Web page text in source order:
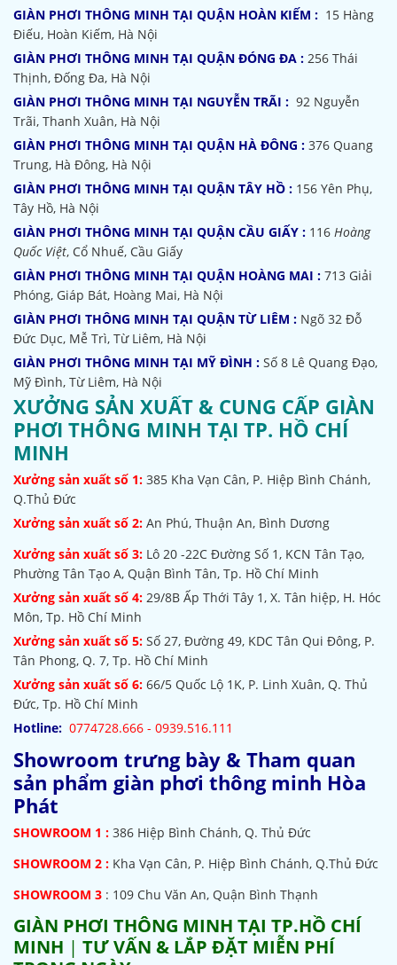
GIÀN PHƠI THÔNG MINH TẠI QUẬN HOÀN KIẾM : 15 Hàng
Điếu, Hoàn Kiếm, Hà Nội
GIÀN PHƠI THÔNG MINH TẠI QUẬN ĐÓNG ĐA : 256 Thái
Thịnh, Đống Đa, Hà Nội
GIÀN PHƠI THÔNG MINH TẠI NGUYỄN TRÃI : 92 Nguyễn
Trãi, Thanh Xuân, Hà Nội
GIÀN PHƠI THÔNG MINH TẠI QUẬN HÀ ĐÔNG : 376 Quang
Trung, Hà Đông, Hà Nội
GIÀN PHƠI THÔNG MINH TẠI QUẬN TÂY HỒ : 156 Yên Phụ,
Tây Hồ, Hà Nội
GIÀN PHƠI THÔNG MINH TẠI QUẬN CẦU GIẤY : 116 Hoàng
Quốc Việt, Cổ Nhuế, Cầu Giấy
GIÀN PHƠI THÔNG MINH TẠI QUẬN HOÀNG MAI : 713 Giải
Phóng, Giáp Bát, Hoàng Mai, Hà Nội
GIÀN PHƠI THÔNG MINH TẠI QUẬN TỪ LIÊM : Ngõ 32 Đỗ
Đức Dục, Mễ Trì, Từ Liêm, Hà Nội
GIÀN PHƠI THÔNG MINH TẠI MỸ ĐÌNH : Số 8 Lê Quang Đạo,
Mỹ Đình, Từ Liêm, Hà Nội
XƯỞNG SẢN XUẤT & CUNG CẤP GIÀN
PHƠI THÔNG MINH TẠI TP. HỒ CHÍ
MINH
Xưởng sản xuất số 1: 385 Kha Vạn Cân, P. Hiệp Bình Chánh,
Q.Thủ Đức
Xưởng sản xuất số 2: An Phú, Thuận An, Bình Dương
Xưởng sản xuất số 3: Lô 20 -22C Đường Số 1, KCN Tân Tạo,
Phường Tân Tạo A, Quận Bình Tân, Tp. Hồ Chí Minh
Xưởng sản xuất số 4: 29/8B Ấp Thới Tây 1, X. Tân hiệp, H. Hóc
Môn, Tp. Hồ Chí Minh
Xưởng sản xuất số 5: Số 27, Đường 49, KDC Tân Qui Đông, P.
Tân Phong, Q. 7, Tp. Hồ Chí Minh
Xưởng sản xuất số 6: 66/5 Quốc Lộ 1K, P. Linh Xuân, Q. Thủ
Đức, Tp. Hồ Chí Minh
Hotline: 0774728.666 - 0939.516.111
Showroom trưng bày & Tham quan
sản phẩm giàn phơi thông minh Hòa
Phát
SHOWROOM 1 : 386 Hiệp Bình Chánh, Q. Thủ Đức
SHOWROOM 2 : Kha Vạn Cân, P. Hiệp Bình Chánh, Q.Thủ Đức
SHOWROOM 3 : 109 Chu Văn An, Quận Bình Thạnh
GIÀN PHƠI THÔNG MINH TẠI TP.HỒ CHÍ
MINH | TƯ VẤN & LẮP ĐẶT MIỄN PHÍ